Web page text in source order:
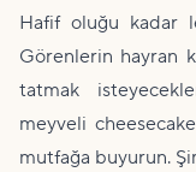
Hafif oluğu kadar
Görenlerin hayran
tatmak
meyveli
mutfağa buyurun.